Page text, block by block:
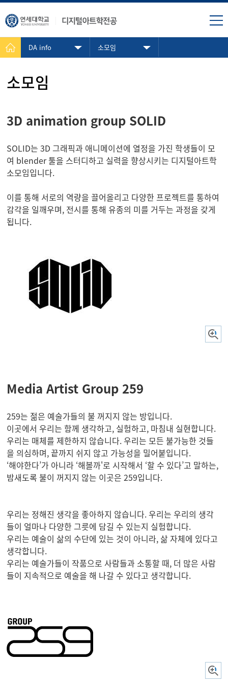
DA info 소모임
소모임
3D animation group SOLID
SOLID는 3D 그래픽과 애니메이션에 열정을 가진 학생들이 모
여 blender 툴을 스터디하고 실력을 향상시키는 디지털아트학
소모임입니다.
이를 통해 서로의 역량을 끌어올리고 다양한 프로젝트를 통하여
감각을 일깨우며, 전시를 통해 유종의 미를 거두는 과정을 갖게
됩니다.
Media Artist Group 259
259는 젊은 예술가들의 불 꺼지지 않는 방입니다.
이곳에서 우리는 함께 생각하고, 실험하고, 마침내 실현합니다.
우리는 매체를 제한하지 않습니다. 우리는 모든 불가능한 것들
을 의심하며, 끝까지 쉬지 않고 가능성을 밀어붙입니다.
‘해야한다’가 아니라 ‘해볼까'로 시작해서 ‘할 수 있다’고 말하는,
밤새도록 불이 꺼지지 않는 이곳은 259입니다.
우리는 정해진 생각을 좋아하지 않습니다. 우리는 우리의 생각
들이 얼마나 다양한 그릇에 담길 수 있는지 실험합니다.
우리는 예술이 삶의 수단에 있는 것이 아니라, 삶 자체에 있다고
생각합니다.
우리는 예술가들이 작품으로 사람들과 소통할 때, 더 많은 사람
들이 지속적으로 예술을 해 나갈 수 있다고 생각합니다.